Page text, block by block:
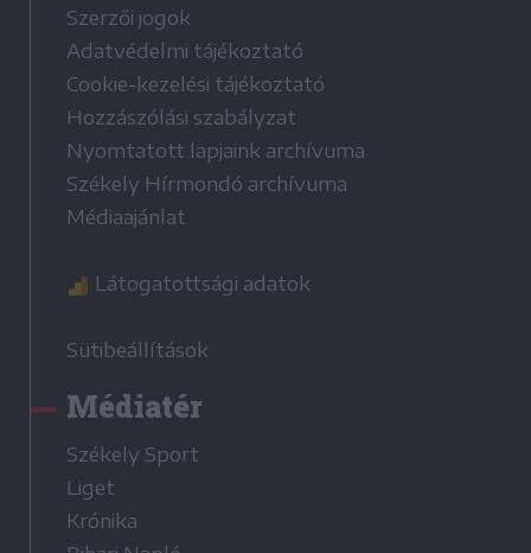
Szerzői jogok
Adatvédelmi tájékoztató
Cookie-kezelési tájékoztató
Hozzászólási szabályzat
Nyomtatott lapjaink archívuma
Székely Hírmondó archívuma
Médiaajánlat
Látogatottsági adatok
Sütibeállítások
Médiatér
Székely Sport
Liget
Krónika